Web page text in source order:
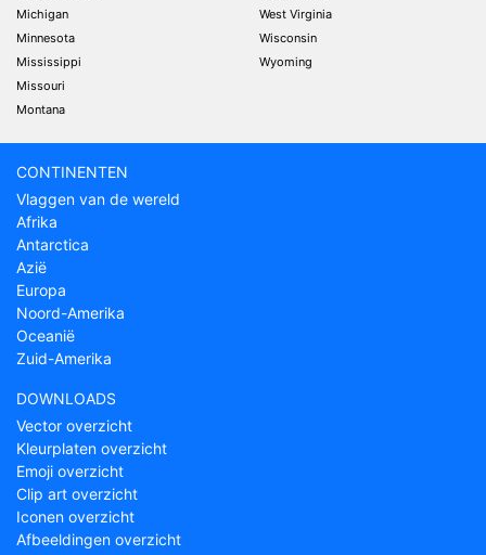
Michigan
Minnesota
Mississippi
Missouri
Montana
West Virginia
Wisconsin
Wyoming
CONTINENTEN
Vlaggen van de wereld
Afrika
Antarctica
Azië
Europa
Noord-Amerika
Oceanië
Zuid-Amerika
DOWNLOADS
Vector overzicht
Kleurplaten overzicht
Emoji overzicht
Clip art overzicht
Iconen overzicht
Afbeeldingen overzicht